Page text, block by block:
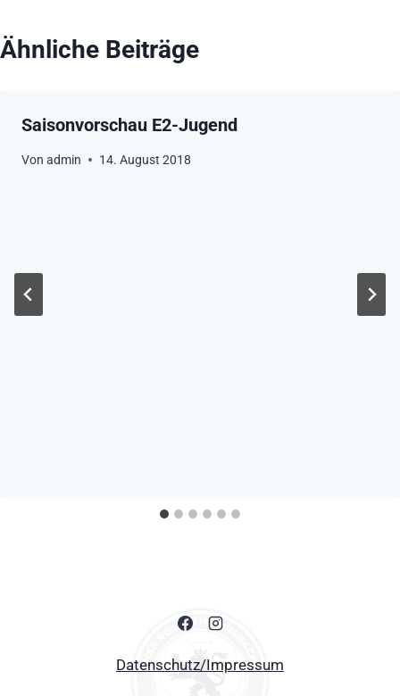
Ähnliche Beiträge
Saisonvorschau E2-Jugend
Von admin 14. August 2018
Datenschutz/Impressum